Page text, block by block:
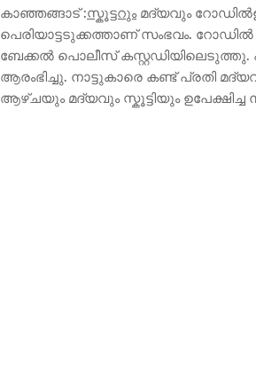
കാഞ്ഞങ്ങാട് :സ്കൂട്ടറുംമദ്യവും
പെരിയാട്ടടുക്കത്താണ് സംഭവം. റോഡിൽ
ബേക്കൽ പൊലീസ് കസ്റ്റഡിയിലെടുത്തു.
ആരംഭിച്ചു. നാട്ടുകാരെ കണ്ട് പ്രതി
ആഴ്ചയും മദ്യവും സ്കൂട്ടിയും ഉപേക്ഷിച്ച